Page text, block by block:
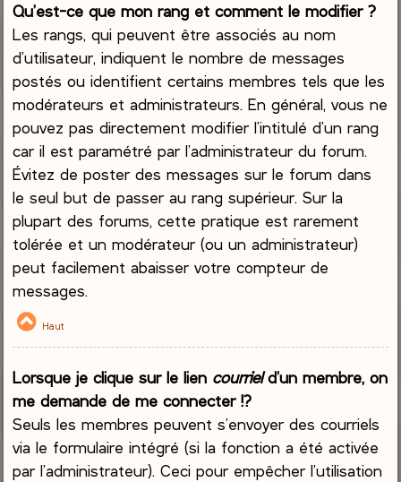
Qu’est-ce que mon rang et comment le modifier ?
Les rangs, qui peuvent être associés au nom
d’utilisateur, indiquent le nombre de messages
postés ou identifient certains membres tels que les
modérateurs et administrateurs. En général, vous ne
pouvez pas directement modifier l’intitulé d’un rang
car il est paramétré par l’administrateur du forum.
Évitez de poster des messages sur le forum dans
le seul but de passer au rang supérieur. Sur la
plupart des forums, cette pratique est rarement
tolérée et un modérateur (ou un administrateur)
peut facilement abaisser votre compteur de
messages.
Haut
Lorsque je clique sur le lien courrield’un membre, on
me demande de me connecter !?
Seuls les membres peuvent s’envoyer des courriels
via le formulaire intégré (si la fonction a été activée
par l’administrateur). Ceci pour empêcher l’utilisation